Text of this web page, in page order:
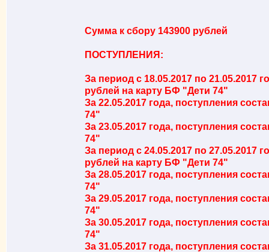
Сумма к сбору 143900 рублей
ПОСТУПЛЕНИЯ:
За период с 18.05.2017 по 21.05.2017
рублей на карту БФ "Дети 74"
За 22.05.2017 года, поступления
74"
За 23.05.2017 года, поступления
74"
За период с 24.05.2017 по 27.05.2017
рублей на карту БФ "Дети 74"
За 28.05.2017 года, поступления
74"
За 29.05.2017 года, поступления
74"
За 30.05.2017 года, поступления
74"
За 31.05.2017 года, поступления